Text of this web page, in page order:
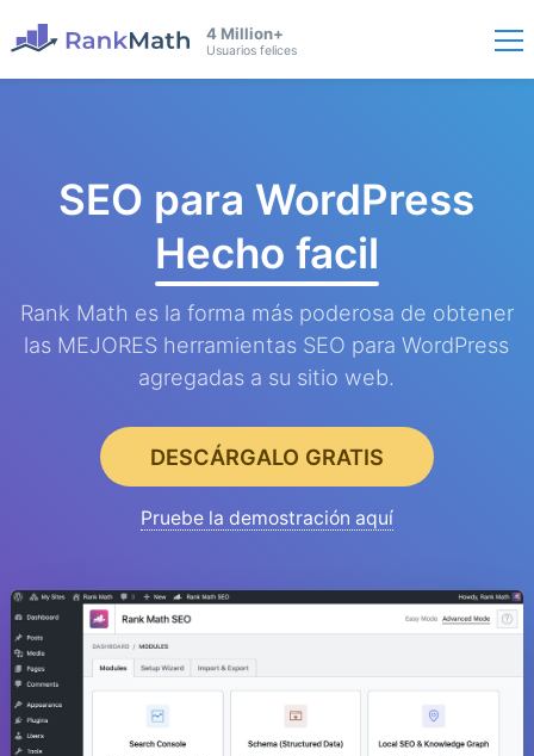
4 Million+
Usuarios felices
SEO para WordPress
Hecho facil
Rank Math es la forma más poderosa de obtener
las MEJORES herramientas SEO para WordPress
agregadas a su sitio web.
DESCÁRGALO GRATIS
Pruebe la demostración aquí